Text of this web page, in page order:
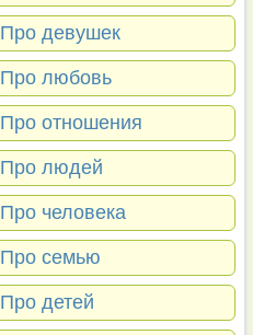
Про девушек
Про любовь
Про отношения
Про людей
Про человека
Про семью
Про детей